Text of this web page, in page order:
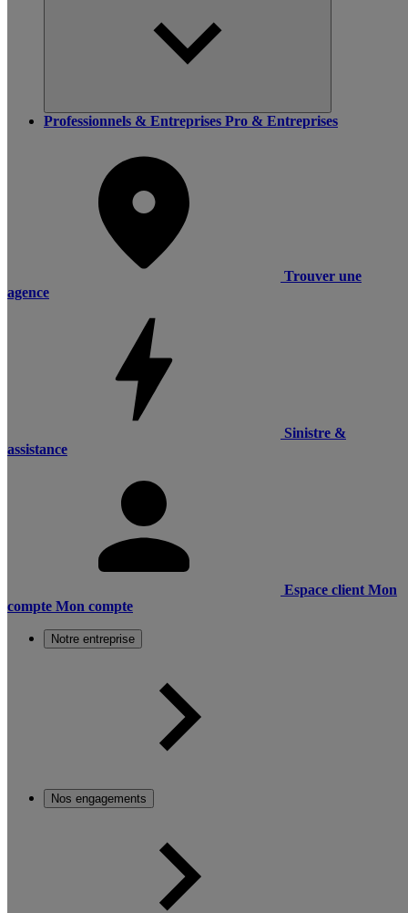
Professionnels & Entreprises Pro & Entreprises
Trouver une
agence
Sinistre &
assistance
Espace client Mon
compte Mon compte
Notre entreprise
Nos engagements